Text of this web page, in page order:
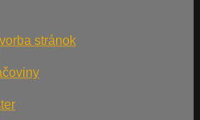
stránok